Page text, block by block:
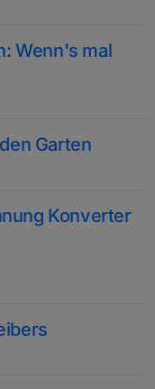
Wenn's mal
Garten
Konverter